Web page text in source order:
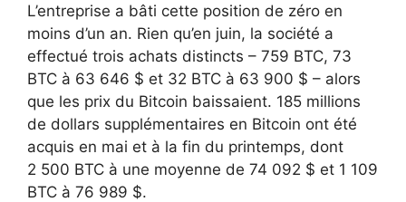
L’entreprise a bâti cette position de zéro en
moins d’un an. Rien qu’en juin, la société a
effectué trois achats distincts – 759 BTC, 73
BTC à 63 646 $ et 32 ​​BTC à 63 900 $ – alors
que les prix du Bitcoin baissaient. 185 millions
de dollars supplémentaires en Bitcoin ont été
acquis en mai et à la fin du printemps, dont
2 500 BTC à une moyenne de 74 092 $ et 1 109
BTC à 76 989 $.